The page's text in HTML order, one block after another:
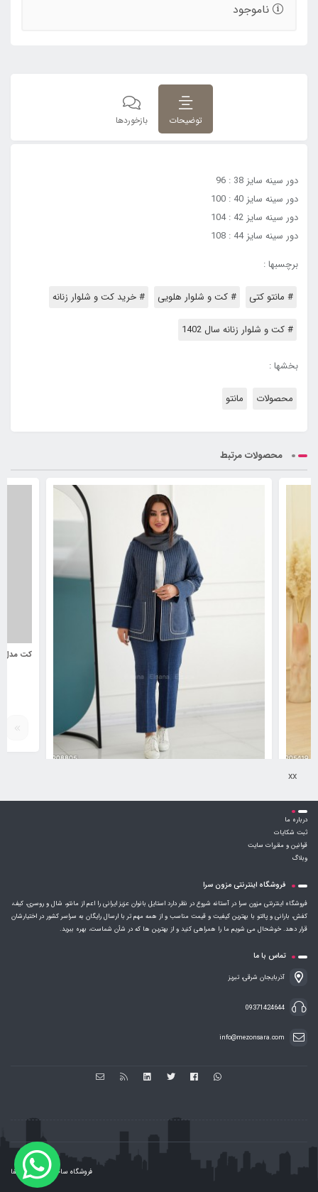
ناموجود
توضیحات بازخوردها
دور سینه سایز 38 : 96
دور سینه سایز 40 : 100
دور سینه سایز 42 : 104
دور سینه سایز 44 : 108
برچسبها :
# مانتو کتی # کت و شلوار هلویی # خرید کت و شلوار زنانه
# کت و شلوار زنانه سال 1402
بخشها :
محصولات مانتو
محصولات مرتبط
کت و شلوار مدل زاهره کد 6230846
کت مدل سروشا کد 6218735
xx
درباره ما
ثبت شکایات
قوانین و مقررات سایت
وبلاگ
فروشگاه اینترنتی مزون سرا
فروشگاه اینترنتی مزون سرا در آستانه شروع در نظر دارد استایل بانوان عزیز ایرانی را اعم از مانتو، شال و روسری، کیف،
کفش، بارانی و پالتو با بهترین کیفیت و قیمت مناسب و از همه مهم تر با ارسال رایگان به سراسر کشور در اختیارشان
قرار دهد. خوشحال می شویم ما را همراهی کنید و از بهترین ها که در شأن شماست، بهره ببرید.
تماس با ما
آذربایجان شرقی، تبریز
09371424644
info@mezonsara.com
فروشگاه ساخته شده با شاپفا